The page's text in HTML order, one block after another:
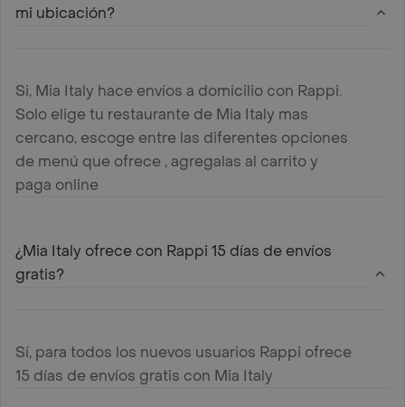
mi ubicación?
Si, Mia Italy hace envíos a domicilio con Rappi.
Solo elige tu restaurante de Mia Italy mas
cercano, escoge entre las diferentes opciones
de menú que ofrece , agregalas al carrito y
paga online
¿Mia Italy ofrece con Rappi 15 días de envíos
gratis?
Sí, para todos los nuevos usuarios Rappi ofrece
15 días de envíos gratis con Mia Italy